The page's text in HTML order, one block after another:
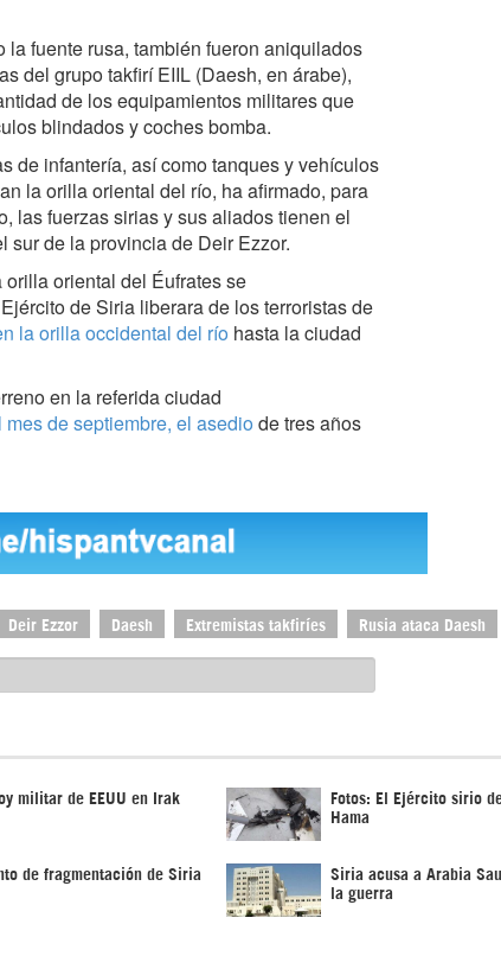
fuente rusa, también fueron aniquilados
del grupo takfirí EIIL (Daesh, en árabe),
de los equipamientos militares que
blindados y coches bomba.
de infantería, así como tanques y vehículos
la orilla oriental del río, ha afirmado, para
las fuerzas sirias y sus aliados tienen el
de la provincia de Deir Ezzor.
oriental del Éufrates se
de Siria liberara de los terroristas de
la orilla occidental del río hasta la ciudad
en la referida ciudad
de septiembre, el asedio de tres años
Deir Ezzor Daesh Extremistas takfiríes Rusia ataca Daesh
militar de EEUU en Irak Fotos: El Ejército sirio
Hama
de fragmentación de Siria Siria acusa a Arabia
la guerra